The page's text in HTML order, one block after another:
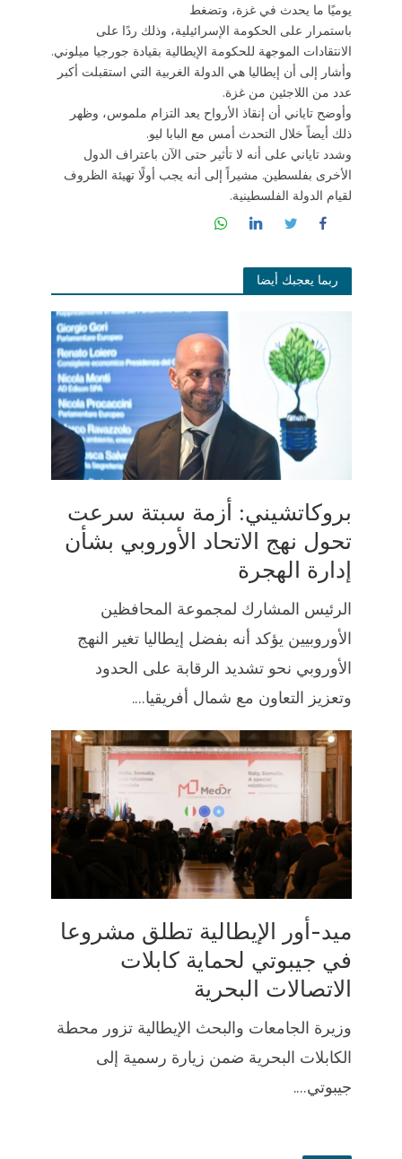
يوميًا ما يحدث في غزة، وتضغط
باستمرار على الحكومة الإسرائيلية، وذلك ردًا على
الانتقادات الموجهة للحكومة الإيطالية بقيادة جورجيا ميلوني.
وأشار إلى أن إيطاليا هي الدولة الغربية التي استقبلت أكبر
عدد من اللاجئين من غزة.
وأوضح تاياني أن إنقاذ الأرواح يعد التزام ملموس، وظهر
ذلك أيضاً خلال التحدث أمس مع البابا ليو.
وشدد تاياني على أنه لا تأثير حتى الآن باعتراف الدول
الأخرى بفلسطين. مشيراً إلى أنه يجب أولًا تهيئة الظروف
لقيام الدولة الفلسطينية.
ربما يعجبك أيضا
بروكاتشيني: أزمة سبتة سرعت
تحول نهج الاتحاد الأوروبي بشأن
إدارة الهجرة
الرئيس المشارك لمجموعة المحافظين
الأوروبيين يؤكد أنه بفضل إيطاليا تغير النهج
الأوروبي نحو تشديد الرقابة على الحدود
وتعزيز التعاون مع شمال أفريقيا....
ميد-أور الإيطالية تطلق مشروعا
في جيبوتي لحماية كابلات
الاتصالات البحرية
وزيرة الجامعات والبحث الإيطالية تزور محطة
الكابلات البحرية ضمن زيارة رسمية إلى
جيبوتي....